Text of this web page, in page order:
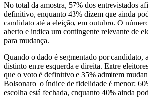
No total da amostra, 57% dos entrevistados
definitivo, enquanto 43% dizem que ainda
candidato até a eleição, em outubro. O
aberto e indica um contingente relevante de
para mudança.
Quando o dado é segmentado por candidato,
distinto entre esquerda e direita. Entre
que o voto é definitivo e 35% admitem
Bolsonaro, o índice de fidelidade é menor:
escolha está fechada, enquanto 40% ainda